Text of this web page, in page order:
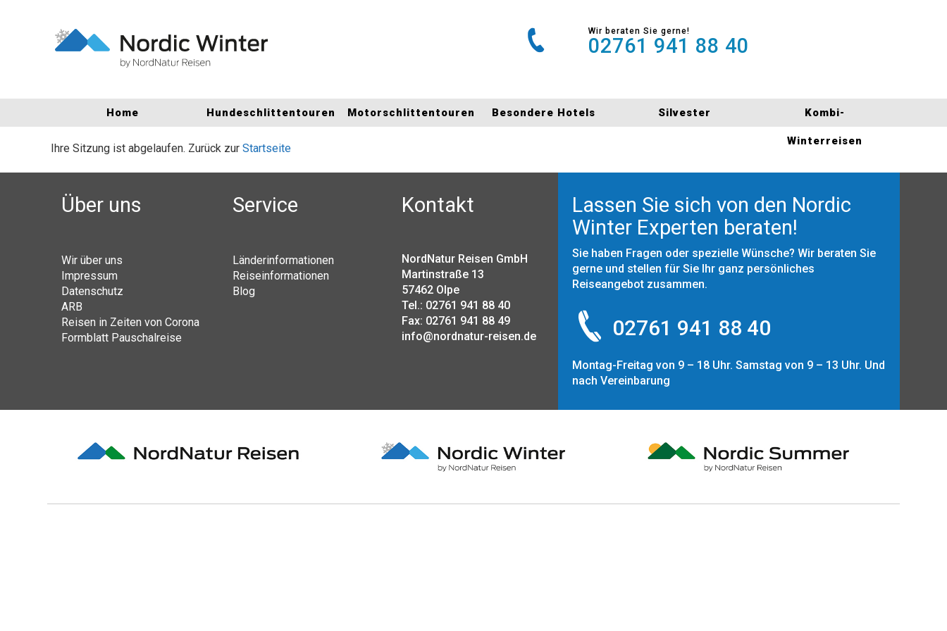
Wir beraten Sie gerne!
02761 941 88 40
Home Hundeschlittentouren Motorschlittentouren Besondere Hotels Silvester Kombi-
Winterreisen
Ihre Sitzung ist abgelaufen. Zurück zur Startseite
Über uns
Wir über uns
Impressum
Datenschutz
ARB
Reisen in Zeiten von Corona
Formblatt Pauschalreise
Service
Länderinformationen
Reiseinformationen
Blog
Kontakt
NordNatur Reisen GmbH
Martinstraße 13
57462 Olpe
Tel.: 02761 941 88 40
Fax: 02761 941 88 49
info@nordnatur-reisen.de
Lassen Sie sich von den Nordic
Winter Experten beraten!
Sie haben Fragen oder spezielle Wünsche? Wir beraten Sie
gerne und stellen für Sie Ihr ganz persönliches
Reiseangebot zusammen.
02761 941 88 40
Montag-Freitag von 9 – 18 Uhr. Samstag von 9 – 13 Uhr. Und
nach Vereinbarung